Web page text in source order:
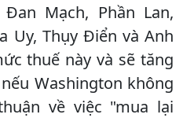
Mạch, Phần Lan,
Uy, Thụy Điển và Anh
thuế này và sẽ tăng
Washington không
về việc "mua lại